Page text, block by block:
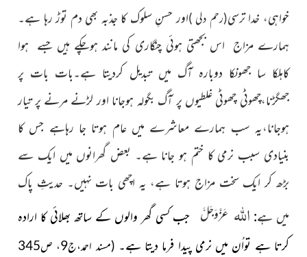
خواہی، خدا ترسی(رحم دلی )اور حسنِ سلوک کا جذبہ بھی دم توڑ رہا ہے۔
ہمارے مزاج اس بجھتی ہوئی چنگاری کی مانند ہوچکے ہیں جسے ہوا
کاہلکا سا جھونکا دوبارہ آگ میںتبدیل کردیتا ہے۔بات بات پر
جھگڑنا،چھوٹی چھوٹی غلطیوں پر آگ بگولہ ہوجانا اور لڑنے مرنے پر تیار
ہوجانا،یہ سب ہمارے معاشرے میں عام ہوتا جا رہاہے جس کا
بنیادی سبب نرمی کا ختم ہو جانا ہے۔ بعض گھرانوں میں ایک سے
بڑھ کر ایک سخت مزاج ہوتا ہے، یہ اچھی بات نہیں۔ حدیثِ پاک
میں ہے: اللہ عَزَّوَجَلَّ جب کسی گھر والوں کے ساتھ بھلائی کا ارادہ
کرتا ہے تواُن میں نرمی پیدا فرما دیتا ہے۔ (مسند احمد،ج9، ص345